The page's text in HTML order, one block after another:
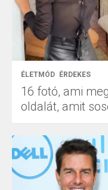
ÉLETMÓD ÉRDEKES
16 fotó, ami
oldalát, amit